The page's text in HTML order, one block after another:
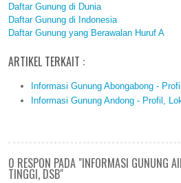
Daftar Gunung di Dunia
Daftar Gunung di Indonesia
Daftar Gunung yang Berawalan Huruf A
ARTIKEL TERKAIT :
Informasi Gunung Abongabong -
Informasi Gunung Andong - Profil,
0 RESPON PADA "INFORMASI GUNUNG
TINGGI, DSB"